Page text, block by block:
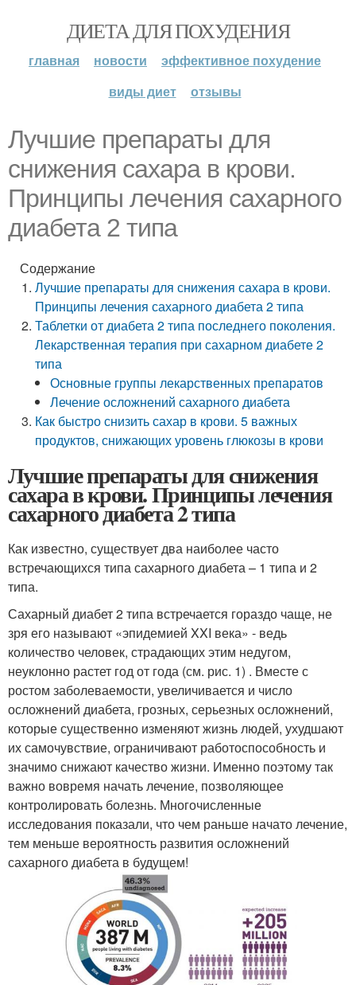
ДИЕТА ДЛЯ ПОХУДЕНИЯ
главная новости
эффективное похудение
виды диет
отзывы
Лучшие препараты для
снижения сахара в крови.
Принципы лечения сахарного
диабета 2 типа
Содержание
Лучшие препараты для снижения сахара в крови.
Принципы лечения сахарного диабета 2 типа
Таблетки от диабета 2 типа последнего поколения.
Лекарственная терапия при сахарном диабете 2
типа
Основные группы лекарственных препаратов
Лечение осложнений сахарного диабета
Как быстро снизить сахар в крови. 5 важных
продуктов, снижающих уровень глюкозы в крови
Лучшие препараты для снижения
сахара в крови. Принципы лечения
сахарного диабета 2 типа
Как известно, существует два наиболее часто
встречающихся типа сахарного диабета – 1 типа и 2
типа.
Сахарный диабет 2 типа встречается гораздо чаще, не
зря его называют «эпидемией XXI века» - ведь
количество человек, страдающих этим недугом,
неуклонно растет год от года (см. рис. 1) . Вместе с
ростом заболеваемости, увеличивается и число
осложнений диабета, грозных, серьезных осложнений,
которые существенно изменяют жизнь людей, ухудшают
их самочувствие, ограничивают работоспособность и
значимо снижают качество жизни. Именно поэтому так
важно вовремя начать лечение, позволяющее
контролировать болезнь. Многочисленные
исследования показали, что чем раньше начато лечение,
тем меньше вероятность развития осложнений
сахарного диабета в будущем!